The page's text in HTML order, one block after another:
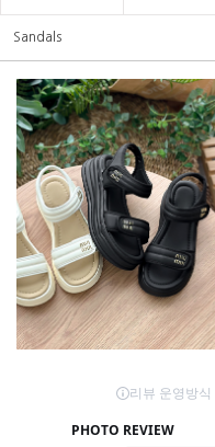
Sandals